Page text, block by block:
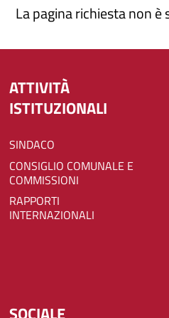
La pagina richiesta non
ATTIVITÀ
ISTITUZIONALI
SINDACO
CONSIGLIO COMUNALE E
COMMISSIONI
RAPPORTI
INTERNAZIONALI